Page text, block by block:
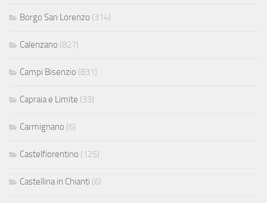
Borgo San Lorenzo (314)
Calenzano (827)
Campi Bisenzio (831)
Capraia e Limite (33)
Carmignano (6)
Castelfiorentino (125)
Castellina in Chianti (6)